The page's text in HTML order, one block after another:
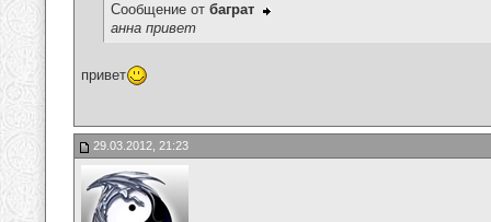
Сообщение от баграт
анна привет
привет
29.03.2012, 21:23